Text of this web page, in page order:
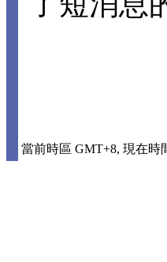
當前時區 GMT+8, 現在時